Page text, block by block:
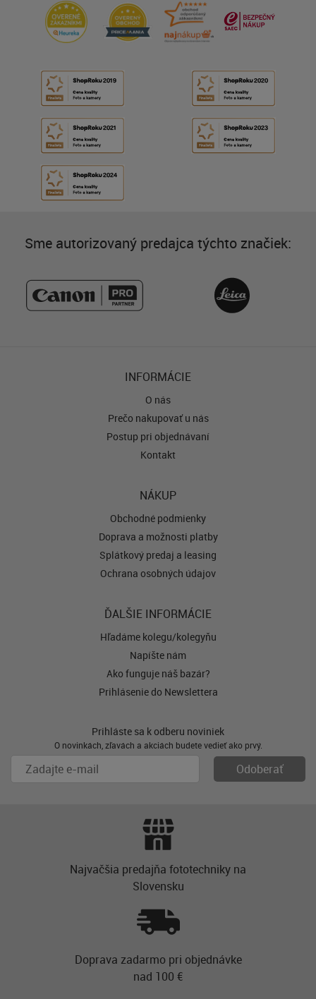
Sme autorizovaný predajca týchto značiek:
INFORMÁCIE
O nás
Prečo nakupovať u nás
Postup pri objednávaní
Kontakt
NÁKUP
Obchodné podmienky
Doprava a možnosti platby
Splátkový predaj a leasing
Ochrana osobných údajov
ĎALŠIE INFORMÁCIE
Hľadáme kolegu/kolegyňu
Napíšte nám
Ako funguje náš bazár?
Prihlásenie do Newslettera
Prihláste sa k odberu noviniek
O novinkách, zľavách a akciách budete vedieť ako prvý.
Najvačšia predajňa fototechniky na
Slovensku
Doprava zadarmo pri objednávke
nad 100 €